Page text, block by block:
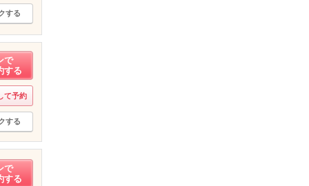
する
で
する
て予約
する
で
する